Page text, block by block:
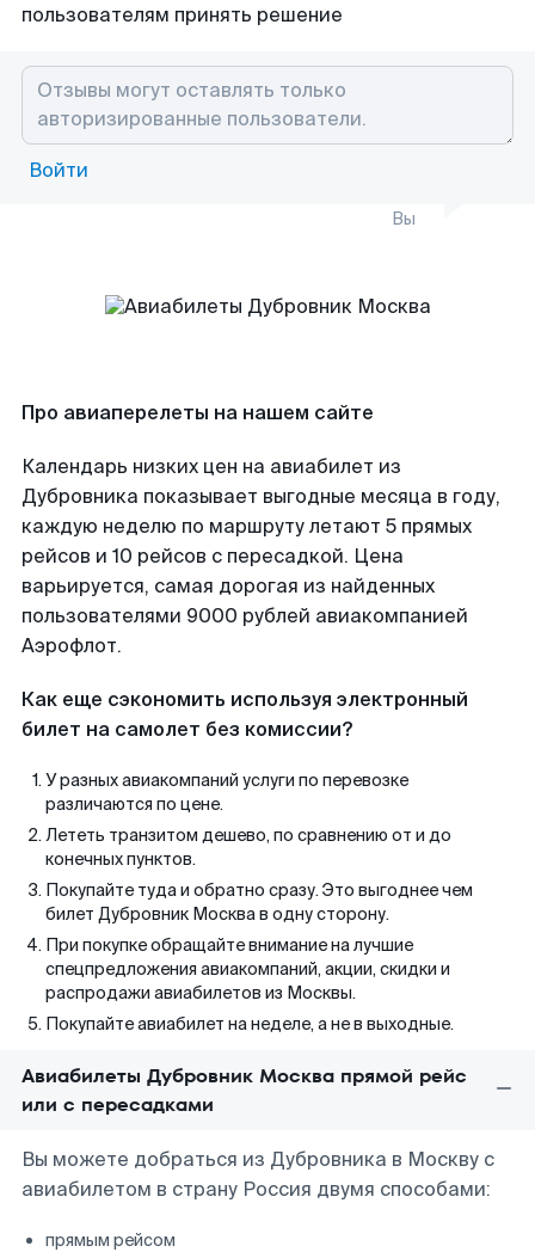
пользователям принять решение
Войти
Вы
Про авиаперелеты на нашем сайте
Календарь низких цен на авиабилет из
Дубровника показывает выгодные месяца в году,
каждую неделю по маршруту летают 5 прямых
рейсов и 10 рейсов с пересадкой. Цена
варьируется, самая дорогая из найденных
пользователями 9000 рублей авиакомпанией
Аэрофлот.
Как еще сэкономить используя электронный
билет на самолет без комиссии?
У разных авиакомпаний услуги по перевозке
различаются по цене.
Лететь транзитом дешево, по сравнению от и до
конечных пунктов.
Покупайте туда и обратно сразу. Это выгоднее чем
билет Дубровник Москва в одну сторону.
При покупке обращайте внимание на лучшие
спецпредложения авиакомпаний, акции, скидки и
распродажи авиабилетов из Москвы.
Покупайте авиабилет на неделе, а не в выходные.
Авиабилеты Дубровник Москва прямой рейс
или с пересадками
Вы можете добраться из Дубровника в Москву с
авиабилетом в страну Россия двумя способами:
прямым рейсом